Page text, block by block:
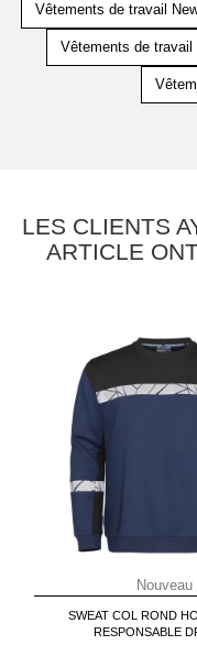
Vêtements de travail
Vêtements de travail
LES CLIENTS
ARTICLE
Nouveau
SWEAT COL ROND
RESPONSABLE